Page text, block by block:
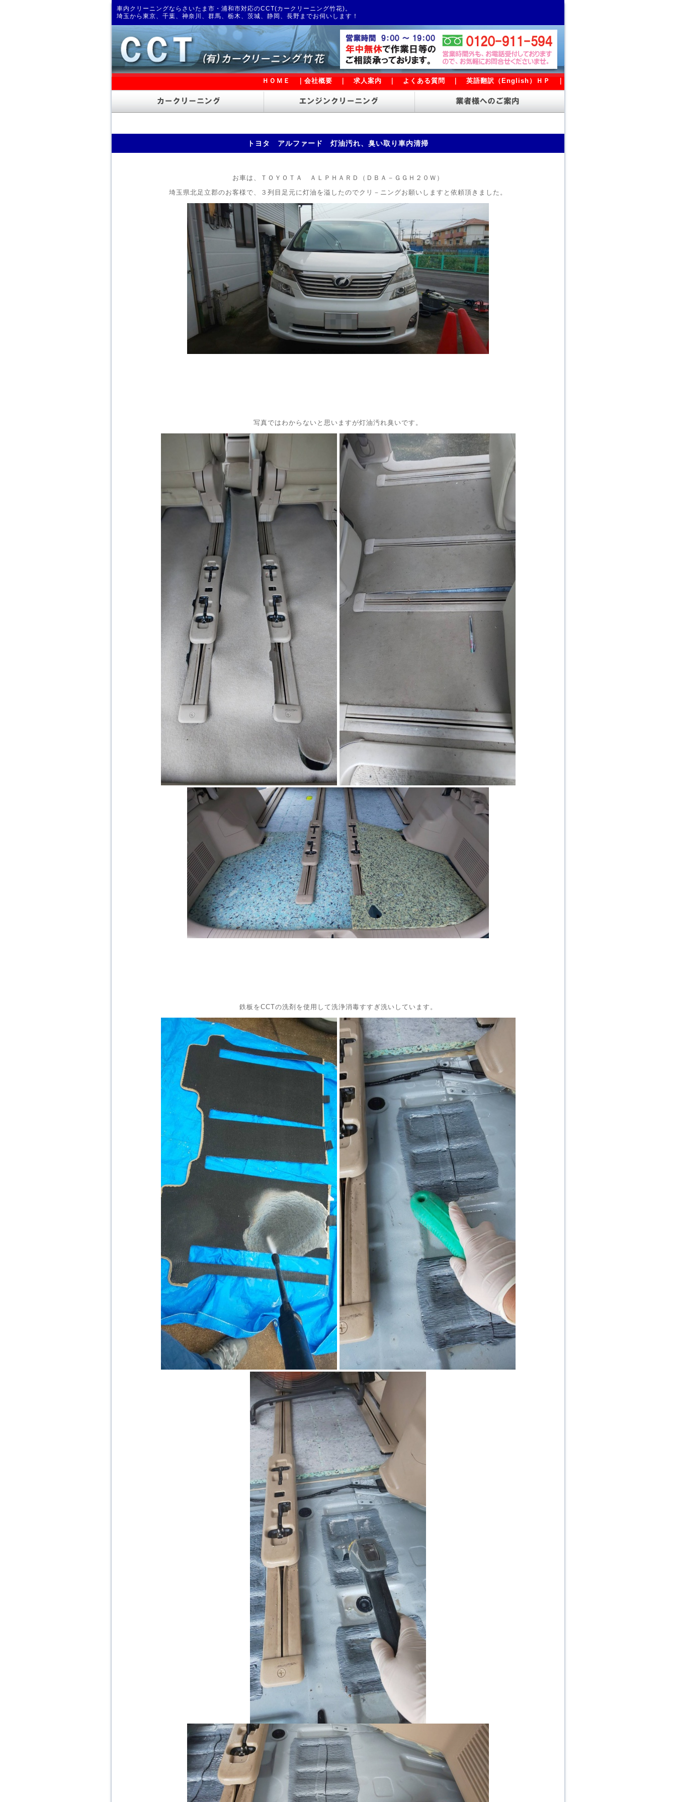
車内クリーニングならさいたま市・浦和市対応のCCT(カークリーニング竹花)。
埼玉から東京、千葉、神奈川、群馬、栃木、茨城、静岡、長野までお伺いします！
ＨＯＭＥ 会社概要 求人案内 よくある質問 英語翻訳（English）ＨＰ
トヨタ アルファード 灯油汚れ、臭い取り車内清掃
お車は、ＴＯＹＯＴＡ ＡＬＰＨＡＲＤ（ＤＢＡ－ＧＧＨ２０Ｗ）
埼玉県北足立郡のお客様で、３列目足元に灯油を溢したのでクリ－ニングお願いしますと依頼頂きました。
写真ではわからないと思いますが灯油汚れ臭いです。
鉄板をCCTの洗剤を使用して洗浄消毒すすぎ洗いしています。